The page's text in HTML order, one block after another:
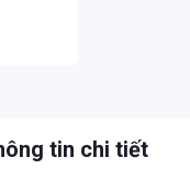
tin chi tiết